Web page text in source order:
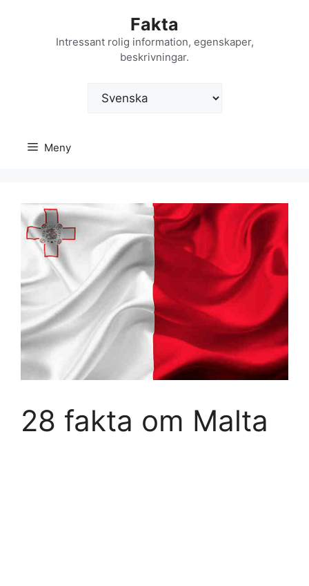
Fakta
Intressant rolig information, egenskaper,
beskrivningar.
Välj
Meny
28 fakta om Malta